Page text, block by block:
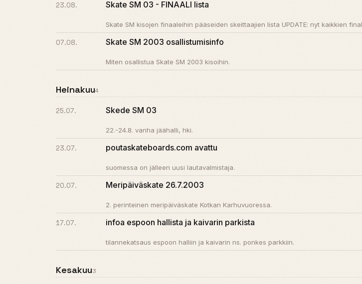
23.08. Skate SM 03 - FINAALI lista
Skate SM kisojen finaaleihin pääseiden skeittaajien lista UPDATE: nyt kaikkien
07.08. Skate SM 2003 osallistumisinfo
Miten osallistua Skate SM 2003 kisoihin.
Heinakuu4
25.07. Skede SM 03
22.-24.8. vanha jäähalli, hki.
23.07. poutaskateboards.com avattu
suomessa on jälleen uusi lautavalmistaja.
20.07. Meripäiväskate 26.7.2003
2. perinteinen meripäiväskate Kotkan Karhuvuoressa.
17.07. infoa espoon hallista ja kaivarin parkista
tilannekatsaus espoon halliin ja kaivarin ns. ponkes parkkiin.
Kesakuu3